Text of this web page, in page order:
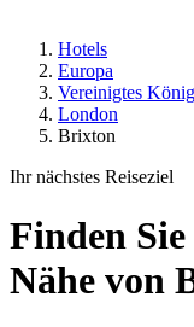
Hotels
Europa
Vereinigtes
London
Brixton
Ihr nächstes Reiseziel
Finden
Nähe von